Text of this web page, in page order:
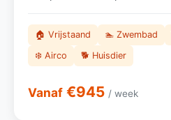
🏠 Vrijstaand 🏊 Zwembad
❄️ Airco
🐕 Huisdier
Vanaf €945 / week